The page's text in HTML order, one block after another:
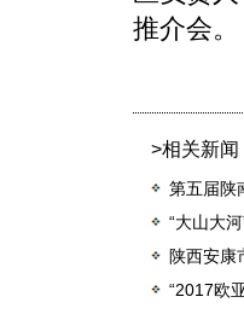
推介会。
>相关新闻
第五届陕
“大山大
陕西安康
“2017欧